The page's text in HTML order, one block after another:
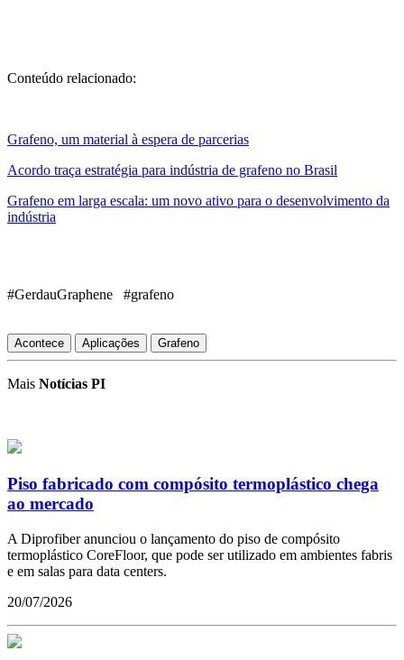
Conteúdo relacionado:
Grafeno, um material à espera de parcerias
Acordo traça estratégia para indústria de grafeno no Brasil
Grafeno em larga escala: um novo ativo para o desenvolvimento da
indústria
#GerdauGraphene #grafeno
Acontece Aplicações Grafeno
Mais Notícias PI
Piso fabricado com compósito termoplástico chega
ao mercado
A Diprofiber anunciou o lançamento do piso de compósito
termoplástico CoreFloor, que pode ser utilizado em ambientes fabris
e em salas para data centers.
20/07/2026